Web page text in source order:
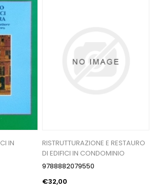
IN
RISTRUTTURAZIONE E RESTAURO
DI EDIFICI IN CONDOMINIO
9788882079550
€32,00